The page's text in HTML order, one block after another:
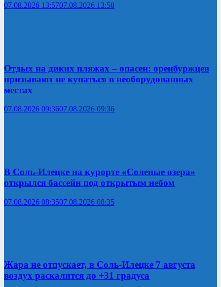
07.08.2026 13:5707.08.2026 13:58
Отдых на диких пляжах – опасен: оренбуржцев
призывают не купаться в необорудованных
местах
07.08.2026 09:3607.08.2026 09:36
В Соль-Илецке на курорте «Соленые озера»
открылся бассейн под открытым небом
07.08.2026 08:3507.08.2026 08:35
Жара не отпускает, в Соль-Илецке 7 августа
воздух раскалится до +31 градуса